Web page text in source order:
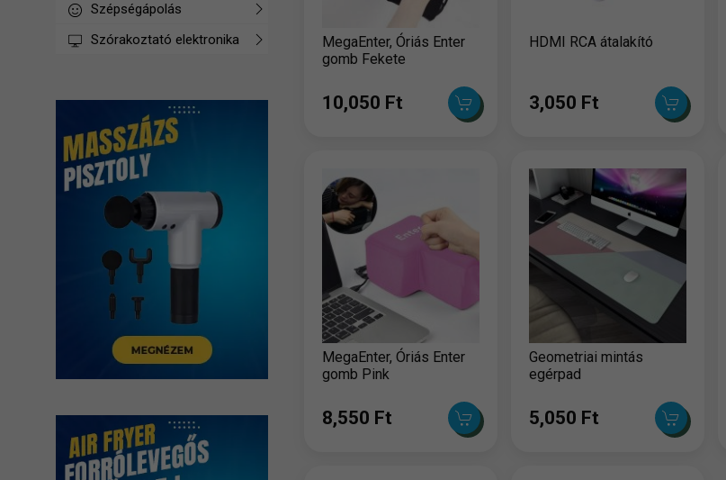
Szépségápolás
Szórakoztató elektronika
MegaEnter, Óriás Enter
gomb Fekete
10,050 Ft
HDMI RCA átalakító
3,050 Ft
MegaEnter, Óriás Enter
gomb Pink
8,550 Ft
Geometriai mintás
egérpad
5,050 Ft